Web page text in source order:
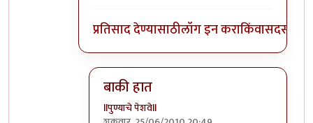
प्रतिसाद देण्यासाठीलॉग इन कराकिंवासदस्य व्हा
बाकी हात
llपुण्याचे पेशवेll